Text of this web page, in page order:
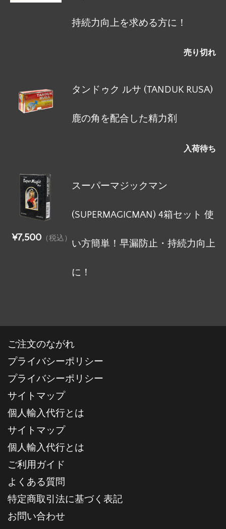
持続力向上を求める方に！
売り切れ
タンドゥク ルサ (TANDUK RUSA)
鹿の角を配合した精力剤
入荷待ち
スーパーマジックマン
(SUPERMAGICMAN) 4箱セット 使
い方簡単！早漏防止・持続力向上
に！
¥7,500 （税込）
ご注文のながれ
プライバシーポリシー
プライバシーポリシー
サイトマップ
個人輸入代行とは
サイトマップ
個人輸入代行とは
ご利用ガイド
よくある質問
特定商取引法に基づく表記
お問い合わせ